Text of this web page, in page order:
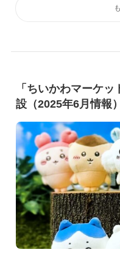
「ちいかわマーケ
設（2025年6月情報）